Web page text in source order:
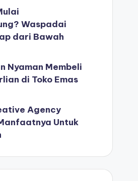
Waspadai
dari Bawah
Nyaman Membeli
di Toko Emas
Agency
Untuk